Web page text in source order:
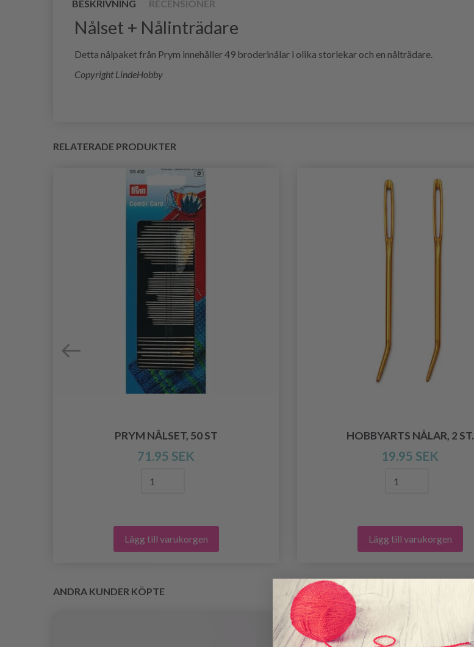
BESKRIVNING RECENSIONER
Nålset + Nålinträdare
Detta nålpaket från Prym innehåller 49 broderinålar i olika storlekar och en nålträdare.
Copyright LindeHobby
RELATERADE PRODUKTER
PRYM NÅLSET, 50 ST
71.95 SEK
Lägg till varukorgen
HOBBYARTS NÅLAR, 2 ST.
19.95 SEK
Lägg till varukorgen
ANDRA KUNDER KÖPTE